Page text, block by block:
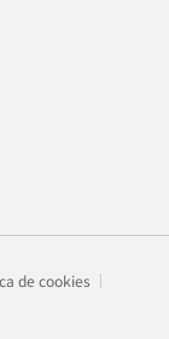
de cookies